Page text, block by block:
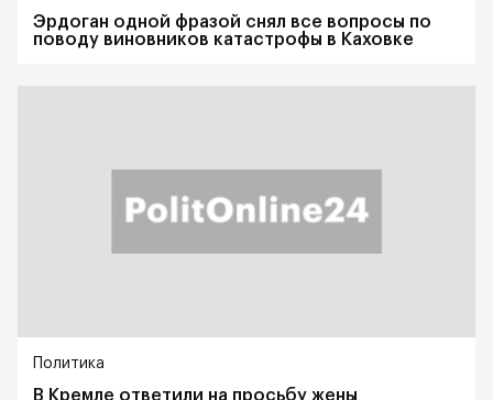
Эрдоган одной фразой снял все вопросы по
поводу виновников катастрофы в Каховке
Политика
В Кремле ответили на просьбу жены